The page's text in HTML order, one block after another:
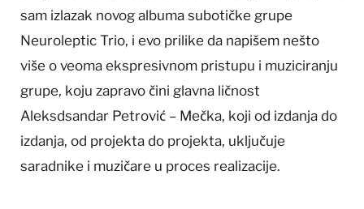
sam izlazak novog albuma subotičke grupe
Neuroleptic Trio, i evo prilike da napišem nešto
više o veoma ekspresivnom pristupu i muziciranju
grupe, koju zapravo čini glavna ličnost
Aleksdsandar Petrović – Mečka, koji od izdanja do
izdanja, od projekta do projekta, uključuje
saradnike i muzičare u proces realizacije.